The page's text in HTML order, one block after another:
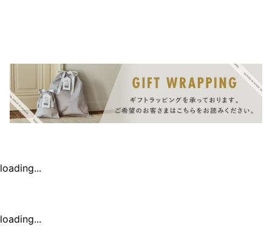
loading...
loading...